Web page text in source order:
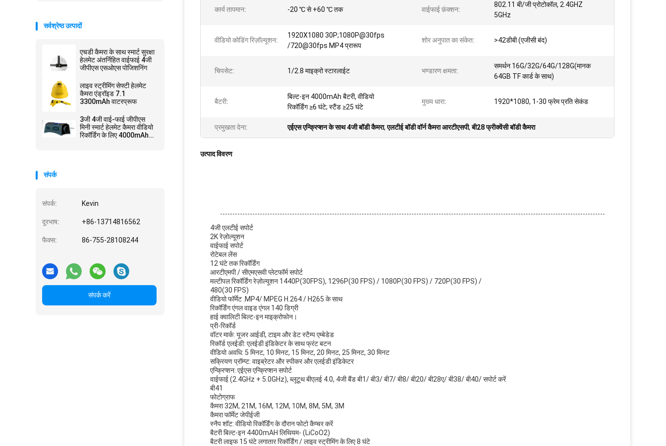
सर्वश्रेष्ठ उत्पादों
एचडी कैमरा के साथ स्मार्ट सुरक्षा
हेलमेट अंतर्निहित वाईफाई 4जी
जीपीएस एसओएस पोजिशनिंग
लाइव स्ट्रीमिंग सेफ्टी हेलमेट
कैमरा एंड्रॉइड 7.1
3300mAh वाटरप्रूफ
3जी 4जी वाई-फाई जीपीएस
मिनी स्मार्ट हेलमेट कैमरा वीडियो
रिकॉर्डिंग के लिए 4000mAh
संपर्क
संपर्क: Kevin
दूरभाष: +86-13714816562
फैक्स: 86-755-28108244
संपर्क करें
कार्य तापमान: -20 ℃ से +60 ℃ तक वाईफाई फ़ंक्शन:
802.11 बी/जी प्रोटोकॉल, 2.4GHZ
5GHz
वीडियो कोडिंग रिज़ॉल्यूशन:
1920X1080 30P;1080P@30fps
/720@30fps MP4 प्रारूप
शोर अनुपात का संकेत: >42डीबी (एजीसी बंद)
चिपसेट: 1/2.8 माइक्रो स्टारलाईट भण्डारण क्षमता:
समर्थन 16G/32G/64G/128G(मानक
64GB TF कार्ड के साथ)
बैटरी:
बिल्ट-इन 4000mAh बैटरी, वीडियो
रिकॉर्डिंग ≥6 घंटे; स्टैंड ≥25 घंटे
मुख्य धारा: 1920*1080, 1-30 फ्रेम प्रति सेकंड
प्रमुखता देना: एईएस एन्क्रिप्शन के साथ 4जी बॉडी कैमरा,एलटीई बॉडी वॉर्न कैमरा आरटीएसपी,बी28 फ्रीक्वेंसी बॉडी कैमरा
उत्पाद विवरण
4जी एलटीई सपोर्ट
2K रेज़ोल्यूशन
वाईफाई सपोर्ट
रोटेबल लेंस
12 घंटे तक रिकॉर्डिंग
आरटीएमपी / सीएमएसवी प्लेटफॉर्म सपोर्ट
मल्टीपल रिकॉर्डिंग रेज़ोल्यूशन 1440P(30FPS), 1296P(30 FPS) / 1080P(30 FPS) / 720P(30 FPS) /
480(30 FPS)
वीडियो फॉर्मेट .MP4/ MPEG H.264 / H265 के साथ
रिकॉर्डिंग एंगल वाइड एंगल 140 डिग्री
हाई क्वालिटी बिल्ट-इन माइक्रोफोन।
प्री-रिकॉर्ड
वॉटर मार्क: यूजर आईडी, टाइम और डेट स्टैम्प एम्बेडेड
रिकॉर्ड एलईडी: एलईडी इंडिकेटर के साथ फ्रंट बटन
वीडियो अवधि: 5 मिनट, 10 मिनट, 15 मिनट, 20 मिनट, 25 मिनट, 30 मिनट
सक्रियण प्रॉम्प्ट: वाइब्रेटर और स्पीकर और एलईडी इंडिकेटर
एन्क्रिप्शन: एईएस एन्क्रिप्शन सपोर्ट
वाईफाई (2.4GHz + 5.0GHz), ब्लूटूथ बीएलई 4.0, 4जी बैंड बी1/ बी3/ बी7/ बी8/ बी20/ बी28ए/ बी38/ बी40/ सपोर्ट करें
बी41
फोटोग्राफ
कैमरा 32M, 21M, 16M, 12M, 10M, 8M, 5M, 3M
कैमरा फॉर्मेट जेपीईजी
स्नैप शॉट: वीडियो रिकॉर्डिंग के दौरान फोटो कैप्चर करें
बैटरी बिल्ट-इन 4400mAH लिथियम- (LiCoO2)
बैटरी लाइफ 15 घंटे लगातार रिकॉर्डिंग / लाइव स्ट्रीमिंग के लिए 8 घंटे